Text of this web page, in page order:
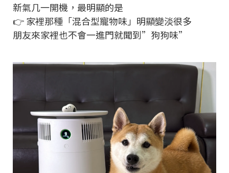
新氣几一開機，最明顯的是
👉 家裡那種「混合型寵物味」明顯變淡很多
朋友來家裡也不會一進門就聞到”狗狗味”